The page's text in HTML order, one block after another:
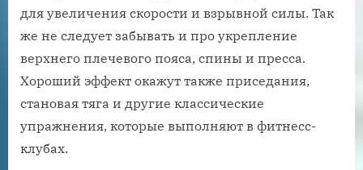
для увеличения скорости и взрывной силы. Так
же не следует забывать и про укрепление
верхнего плечевого пояса, спины и пресса.
Хороший эффект окажут также приседания,
становая тяга и другие классические
упражнения, которые выполняют в фитнесс-
клубах.